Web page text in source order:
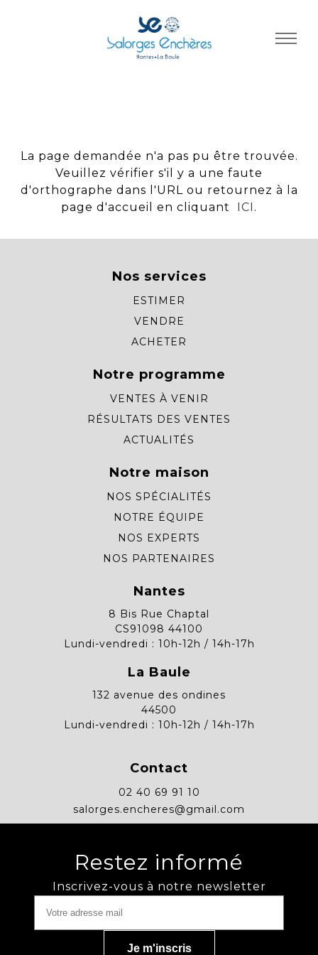
La page demandée n'a pas pu être trouvée.
Veuillez vérifier s'il y a une faute
d'orthographe dans l'URL ou retournez à la
page d'accueil en cliquant
ICI .
Nos services
ESTIMER
VENDRE
ACHETER
Notre programme
VENTES À VENIR
RÉSULTATS DES VENTES
ACTUALITÉS
Notre maison
NOS SPÉCIALITÉS
NOTRE ÉQUIPE
NOS EXPERTS
NOS PARTENAIRES
Nantes
8 Bis Rue Chaptal
CS91098 44100
Lundi-vendredi : 10h-12h / 14h-17h
La Baule
132 avenue des ondines
44500
Lundi-vendredi : 10h-12h / 14h-17h
Contact
02 40 69 91 10
salorges.encheres@gmail.com
Restez informé
Inscrivez-vous à notre newsletter